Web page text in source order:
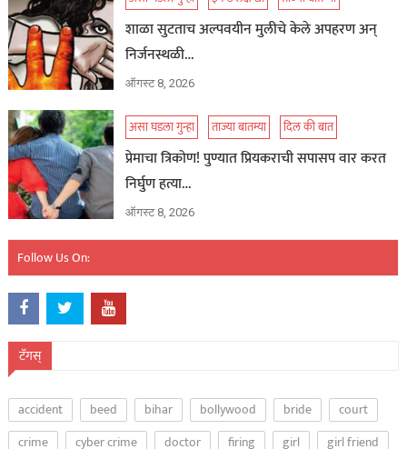
शाळा सुटताच अल्पवयीन मुलीचे केले अपहरण अन्
निर्जनस्थळी…
ऑगस्ट 8, 2026
असा घडला गुन्हा ताज्या बातम्या दिल की बात
प्रेमाचा त्रिकोण! पुण्यात प्रियकराची सपासप वार करत
निर्घुण हत्या…
ऑगस्ट 8, 2026
Follow Us On:
टॅगस्
accident beed bihar bollywood bride
court
crime
cyber crime doctor firing girl girl friend